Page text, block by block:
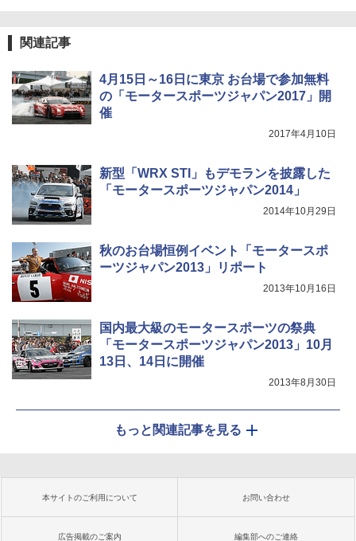
関連記事
4月15日～16日に東京 お台場で参加無料
の「モータースポーツジャパン2017」開
催
2017年4月10日
新型「WRX STI」もデモランを披露した
「モータースポーツジャパン2014」
2014年10月29日
秋のお台場恒例イベント「モータースポ
ーツジャパン2013」リポート
2013年10月16日
国内最大級のモータースポーツの祭典
「モータースポーツジャパン2013」10月
13日、14日に開催
2013年8月30日
もっと関連記事を見る
本サイトのご利用について お問い合わせ
広告掲載のご案内 編集部へのご連絡